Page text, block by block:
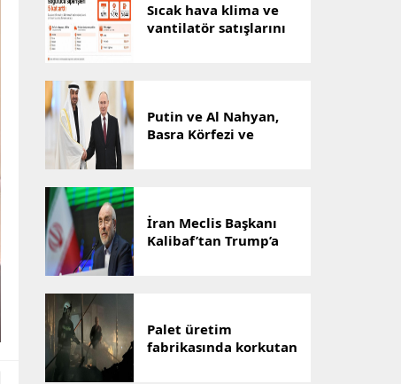
Sıcak hava klima ve
vantilatör satışlarını
Putin ve Al Nahyan,
Basra Körfezi ve
İran Meclis Başkanı
Kalibaf’tan Trump’a
Palet üretim
fabrikasında korkutan